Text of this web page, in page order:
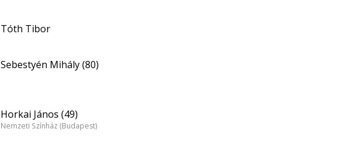
Tóth Tibor
Sebestyén Mihály (80)
Horkai János (49)
Nemzeti Színház (Budapest)